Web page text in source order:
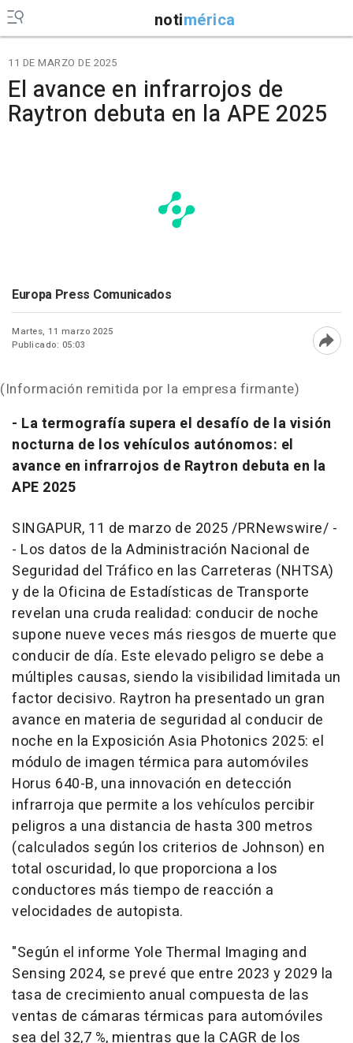
notimérica
11 DE MARZO DE 2025
El avance en infrarrojos de
Raytron debuta en la APE 2025
Europa Press Comunicados
Martes, 11 marzo 2025
Publicado: 05:03
(Información remitida por la empresa firmante)
- La termografía supera el desafío de la visión
nocturna de los vehículos autónomos: el
avance en infrarrojos de Raytron debuta en la
APE 2025
SINGAPUR, 11 de marzo de 2025/PRNewswire/ -
- Los datos de la Administración Nacional de
Seguridad del Tráfico en las Carreteras (NHTSA)
y de la Oficina de Estadísticas de Transporte
revelan una cruda realidad: conducir de noche
supone nueve veces más riesgos de muerte que
conducir de día. Este elevado peligro se debe a
múltiples causas, siendo la visibilidad limitada un
factor decisivo. Raytron ha presentado un gran
avance en materia de seguridad al conducir de
noche en la Exposición Asia Photonics 2025: el
módulo de imagen térmica para automóviles
Horus 640-B, una innovación en detección
infrarroja que permite a los vehículos percibir
peligros a una distancia de hasta 300 metros
(calculados según los criterios de Johnson) en
total oscuridad, lo que proporciona a los
conductores más tiempo de reacción a
velocidades de autopista.
"Según el informe Yole Thermal Imaging and
Sensing 2024, se prevé que entre 2023 y 2029 la
tasa de crecimiento anual compuesta de las
ventas de cámaras térmicas para automóviles
sea del 32,7 %, mientras que la CAGR de los